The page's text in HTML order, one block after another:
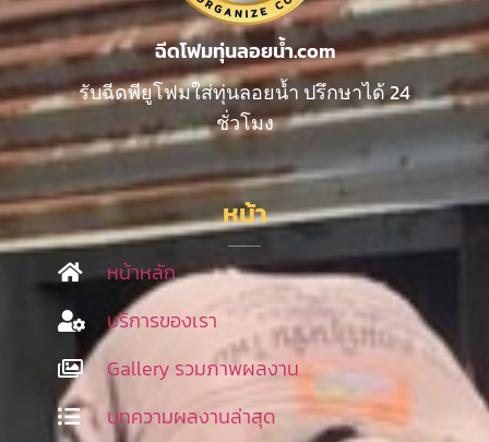
ฉีดโฟมทุ่นลอยน้ำ.com
รับฉีดพียูโฟมใส่ทุ่นลอยน้ำ ปรึกษาได้ 24
ชั่วโมง
หน้า
หน้าหลัก
บริการของเรา
Gallery รวมภาพผลงาน
บทความผลงานล่าสุด